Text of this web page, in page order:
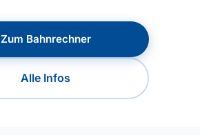
Zum Bahnrechner
Alle Infos